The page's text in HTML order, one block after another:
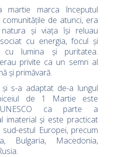
martie marca începutul
de atunci, era
și viața își reluau
cu energia, focul și
lumina și puritatea.
privite ca un semn al
și primăvară.
s-a adaptat de-a lungul
de 1 Martie este
ca parte a
imaterial și este practicat
estul Europei, precum
Bulgaria, Macedonia,